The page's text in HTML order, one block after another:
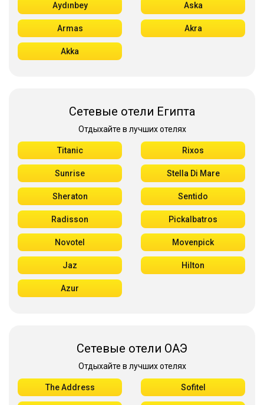
Aydınbey Aska
Armas Akra
Akka
Сетевые отели Египта
Отдыхайте в лучших отелях
Titanic Rixos
Sunrise Stella Di Mare
Sheraton Sentido
Radisson Pickalbatros
Novotel Movenpick
Jaz Hilton
Azur
Сетевые отели ОАЭ
Отдыхайте в лучших отелях
The Address Sofitel